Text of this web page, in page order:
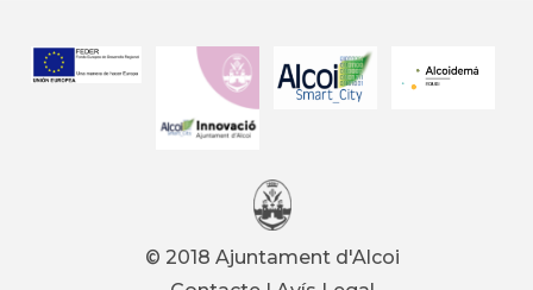
© 2018 Ajuntament d'Alcoi